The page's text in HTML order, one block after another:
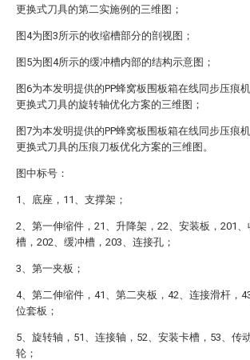
更换式刀具的第二实施例的三维图；
图4为图3所示的收缩槽部分的剖视图；
图5为图4所示的缓冲槽内部的结构示意图；
图6为本发明提供的PP蜂窝板围板箱在线同步压痕
更换式刀具的旋转轴优化方案的三维图；
图7为本发明提供的PP蜂窝板围板箱在线同步压痕
更换式刀具的压痕刀板优化方案的三维图。
图中标号：
1、底座，11、支撑架；
2、第一伸缩件，21、升降架，22、安装板，201、
槽，202、缓冲槽，203、连接孔；
3、第一夹板；
4、第二伸缩件，41、第二夹板，42、连接滑杆，
位套板；
5、旋转轴，51、连接轴，52、安装卡槽，53、传
轮；